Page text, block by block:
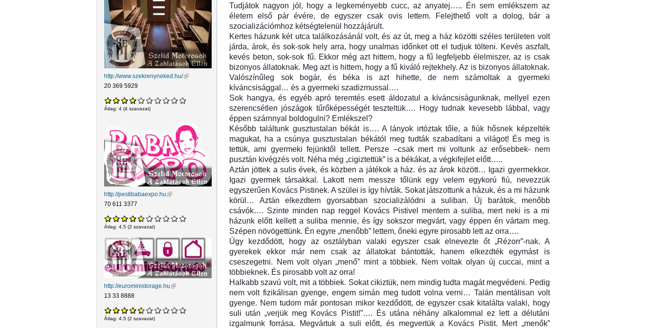
http://www.szekrenyneked.hu/(külső hivatkozás)
20 369 5929
Átlag: 4 (4 szavazat)
http://pestibabaexpo.hu (külső hivatkozás)
70 611 3377
Átlag: 4.5 (2 szavazat)
http://euroministorage.hu (külső hivatkozás)
13 33 8888
Átlag: 4.5 (2 szavazat)
Tudjátok nagyon jól, hogy a legkeményebb cucc, az anyatej….. Én sem emlékszem az
életem első pár évére, de egyszer csak ovis lettem. Felejthető volt a dolog, bár a
szocializációmhoz kétségtelenül hozzájárult.
Kertes házunk két utca találkozásánál volt, és az út, meg a ház közötti széles területen volt
járda, árok, és sok-sok hely arra, hogy unalmas időnket ott el tudjuk tölteni. Kevés aszfalt,
kevés beton, sok-sok fű. Ekkor még azt hittem, hogy a fű legfeljebb élelmiszer, az is csak
bizonyos állatoknak. Meg azt is hittem, hogy a fű kiváló rejtekhely. Az is bizonyos állatoknak.
Valószínűleg sok bogár, és béka is azt hihette, de nem számoltak a gyermeki
kíváncsisággal… és a gyermeki szadizmussal….
Sok hangya, és egyéb apró teremtés esett áldozatul a kíváncsiságunknak, mellyel ezen
szerencsétlen jószágok tűrőképességét teszteltük…. Hogy tudnak kevesebb lábbal, vagy
éppen szárnnyal boldogulni? Emlékszel?
Később találtunk gusztustalan békát is…. A lányok irtóztak tőle, a fiúk hősnek képzelték
magukat, ha a csúnya gusztustalan békától meg tudták szabadítani a világot! És meg is
tettük, ami gyermeki fejünktől tellett. Persze –csak mert mi voltunk az erősebbek- nem
pusztán kivégzés volt. Néha még „cigiztettük” is a békákat, a végkifejlet előtt…..
Aztán jöttek a sulis évek, és közben a játékok a ház. és az árok között… Igazi gyermekkor.
Igazi gyermek társakkal. Lakott nem messze tőlünk egy velem egykorú fiú, nevezzük
egyszerűen Kovács Pistinek. A szülei is így hívták. Sokat játszottunk a házuk, és a mi házunk
körül… Aztán elkezdtem gyorsabban szocializálódni a suliban. Új barátok, menőbb
csávók…. Szinte minden nap reggel Kovács Pistivel mentem a suliba, mert neki is a mi
házunk előtt kellett a suliba mennie, és így sokszor megvárt, vagy éppen én vártam meg.
Szépen növögettünk. Én egyre „menőbb” lettem, őneki egyre pirosabb lett az orra….
Úgy kezdődött, hogy az osztályban valaki egyszer csak elnevezte őt „Rézorr”-nak. A
gyerekek ekkor már nem csak az állatokat bántották, hanem elkezdték egymást is
cseszegetni. Nem volt olyan „menő” mint a többiek. Nem voltak olyan új cuccai, mint a
többieknek. És pirosabb volt az orra!
Halkabb szavú volt, mit a többiek. Sokat cikiztük, nem mindig tudta magát megvédeni. Pedig
nem volt fizikálisan gyenge, engem simán meg tudott volna verni… Talán mentálisan volt
gyenge. Nem tudom már pontosan mikor kezdődött, de egyszer csak kitalálta valaki, hogy
suli után „verjük meg Kovács Pistit!”…. És utána néhány alkalommal ez lett a délutáni
izgalmunk forrása. Megvártuk a suli előtt, és megvertük a Kovács Pistit. Mert „menők”